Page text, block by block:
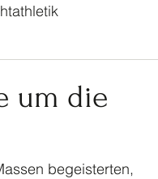
um die
begeisterten,